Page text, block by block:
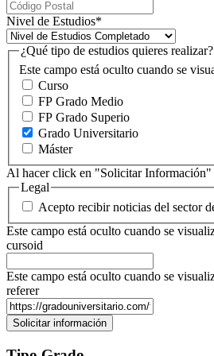
Nivel de Estudios*
Este campo está oculto cuando se
¿Qué tipo de estudios quieres realizar?
Curso
FP Grado Medio
FP Grado Superio
Grado Universitario
Máster
Al hacer click en "Solicitar Información"
Legal
Acepto recibir noticias del sector
Este campo está oculto cuando se
cursoid
Este campo está oculto cuando se
referer